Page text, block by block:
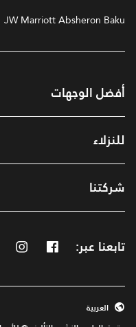
JW Marriott Absheron Baku
أفضل الوجهات
للنزلاء
شركتنا
تابعنا عبر:
العربية